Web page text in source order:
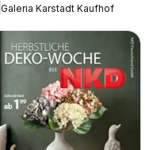
Galeria Karstadt Kaufhof